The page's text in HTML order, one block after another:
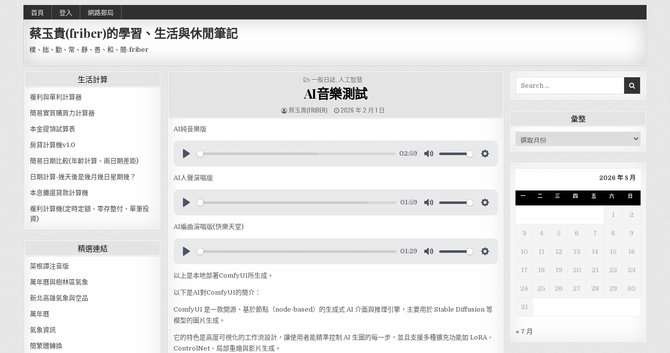
Skip to content
首頁 登入 網路郵局
蔡玉貴(friber)的學習、生活與休閒筆記
樸、拙、勤、常、靜、善、和、簡-friber
POSTED IN
一般日誌 人工智慧
AI音樂測試
AUTHOR:
蔡玉貴(FRIBER) PUBLISHED DATE:
2026 年 2 月 1 日
AI純音樂版
02:59
AI人聲演唱版
01:59
AI編曲演唱版(快樂天堂)
01:29
以上是本地部署ComfyUI所生成。
以下是AI對ComfyUI的簡介：
ComfyUI 是一款開源、基於節點（node-based）的生成式 AI 介面與推理引擎，主要用於 Stable Diffusion 等
模型的圖片生成。
它的特色是高度可視化的工作流設計，讓使用者能精準控制 AI 生圖的每一步，並且支援多種擴充功能如 LoRA、
ControlNet、局部重繪與影片生成。
生活計算
複利與單利計算器
簡易實質購買力計算器
本金提領試算表
房貸計算機v1.0
簡易日期比較(年齡計算、兩日期差距)
日期計算-幾天後是幾月幾日星期幾？
本息攤還貸款計算機
複利計算機(定時定額、零存整付、單筆投
資)
精選連結
菜根譚注音版
萬年曆與樹林區氣象
新北高雄氣象與空品
萬年曆
氣象資訊
簡繁體轉換
Search for:
彙整
彙整
2026 年 8 月
一 二 三 四 五 六 日
1 2
3 4 5 6 7 8 9
10 11 12 13 14 15 16
17 18 19 20 21 22 23
24 25 26 27 28 29 30
31
« 7 月